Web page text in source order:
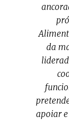
da
apoiar